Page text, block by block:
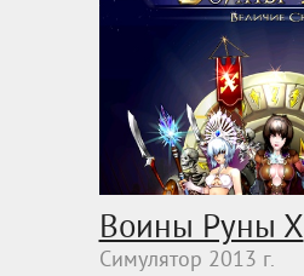
Воины Руны Х
Симулятор 2013 г.